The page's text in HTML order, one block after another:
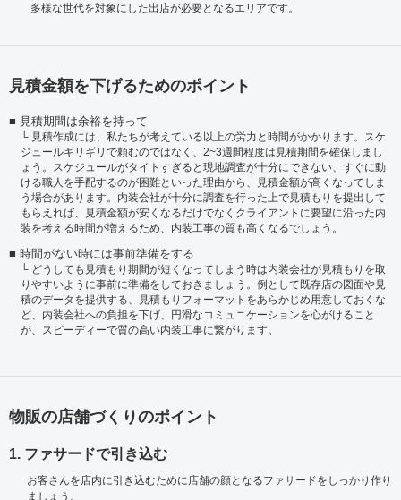
多様な世代を対象にした出店が必要となるエリアです。
見積金額を下げるためのポイント
見積期間は余裕を持って
見積作成には、私たちが考えている以上の労力と時間がかかります。スケ
ジュールギリギリで頼むのではなく、2~3週間程度は見積期間を確保しまし
ょう。スケジュールがタイトすぎると現地調査が十分にできない、すぐに動
ける職人を手配するのが困難といった理由から、見積金額が高くなってしま
う場合があります。内装会社が十分に調査を行った上で見積もりを提出して
もらえれば、見積金額が安くなるだけでなくクライアントに要望に沿った内
装を考える時間が増えるため、内装工事の質も高くなるでしょう。
時間がない時には事前準備をする
どうしても見積もり期間が短くなってしまう時は内装会社が見積もりを取
りやすいように事前に準備をしておきましょう。例として既存店の図面や見
積のデータを提供する、見積もりフォーマットをあらかじめ用意しておくな
ど、内装会社への負担を下げ、円滑なコミュニケーションを心がけること
が、スピーディーで質の高い内装工事に繋がります。
物販の店舗づくりのポイント
1. ファサードで引き込む
お客さんを店内に引き込むために店舗の顔となるファサードをしっかり作り
ましょう。